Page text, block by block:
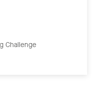
Challenge